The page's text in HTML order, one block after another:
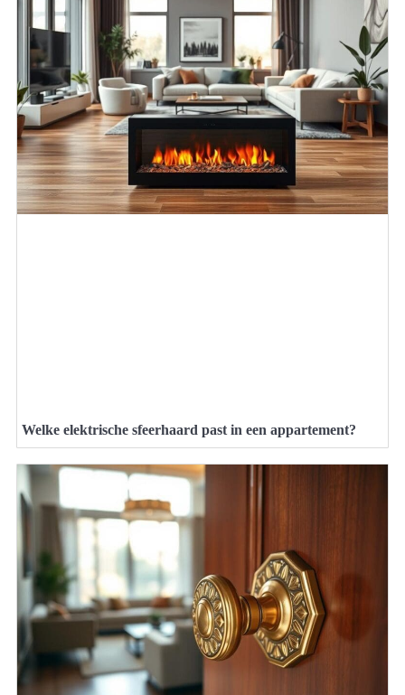
Welke elektrische sfeerhaard past in een appartement?